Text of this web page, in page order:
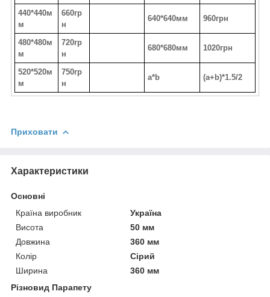
440*440м
м
660гр
н
640*640мм 960грн
480*480м
м
720гр
н
680*680мм 1020грн
520*520м
м
750гр
н
a*b (a+b)*1.5/2
Приховати
Характеристики
Основні
Країна виробник
Україна
Висота
50 мм
Довжина
360 мм
Колір
Сірий
Ширина
360 мм
Різновид Парапету